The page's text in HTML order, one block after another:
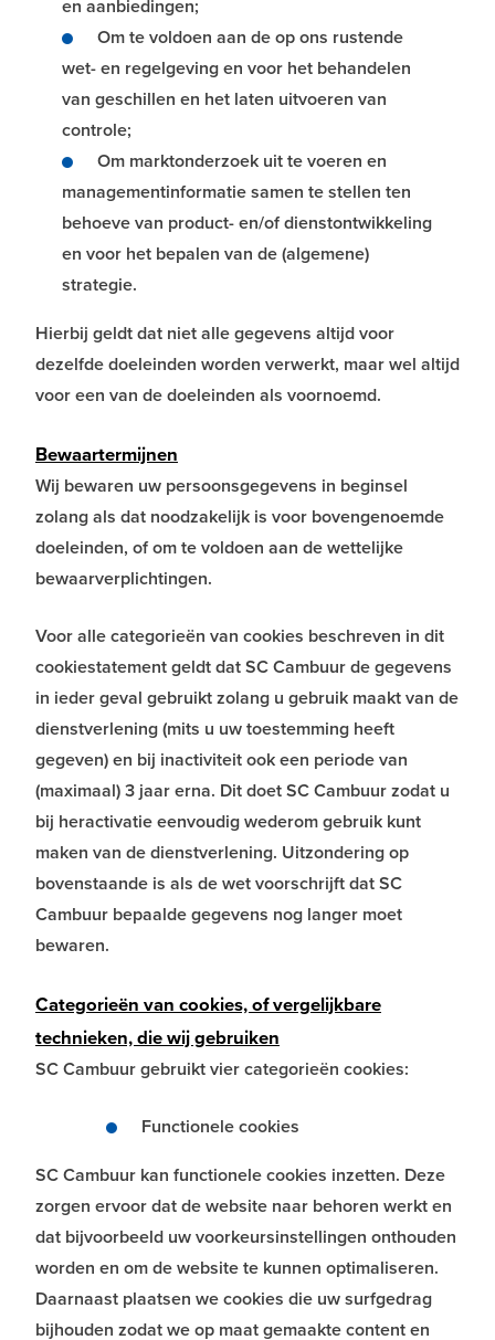
en aanbiedingen;
Om te voldoen aan de op ons rustende
wet- en regelgeving en voor het behandelen
van geschillen en het laten uitvoeren van
controle;
Om marktonderzoek uit te voeren en
managementinformatie samen te stellen ten
behoeve van product- en/of dienstontwikkeling
en voor het bepalen van de (algemene)
strategie.
Hierbij geldt dat niet alle gegevens altijd voor
dezelfde doeleinden worden verwerkt, maar wel altijd
voor een van de doeleinden als voornoemd.
Bewaartermijnen
Wij bewaren uw persoonsgegevens in beginsel
zolang als dat noodzakelijk is voor bovengenoemde
doeleinden, of om te voldoen aan de wettelijke
bewaarverplichtingen.
Voor alle categorieën van cookies beschreven in dit
cookiestatement geldt dat SC Cambuur de gegevens
in ieder geval gebruikt zolang u gebruik maakt van de
dienstverlening (mits u uw toestemming heeft
gegeven) en bij inactiviteit ook een periode van
(maximaal) 3 jaar erna. Dit doet SC Cambuur zodat u
bij heractivatie eenvoudig wederom gebruik kunt
maken van de dienstverlening. Uitzondering op
bovenstaande is als de wet voorschrijft dat SC
Cambuur bepaalde gegevens nog langer moet
bewaren.
Categorieën van cookies, of vergelijkbare
technieken, die wij gebruiken
SC Cambuur gebruikt vier categorieën cookies:
Functionele cookies
SC Cambuur kan functionele cookies inzetten. Deze
zorgen ervoor dat de website naar behoren werkt en
dat bijvoorbeeld uw voorkeursinstellingen onthouden
worden en om de website te kunnen optimaliseren.
Daarnaast plaatsen we cookies die uw surfgedrag
bijhouden zodat we op maat gemaakte content en